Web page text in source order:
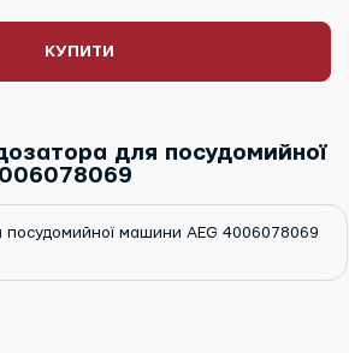
КУПИТИ
для посудомийної
машини AEG 4006078069